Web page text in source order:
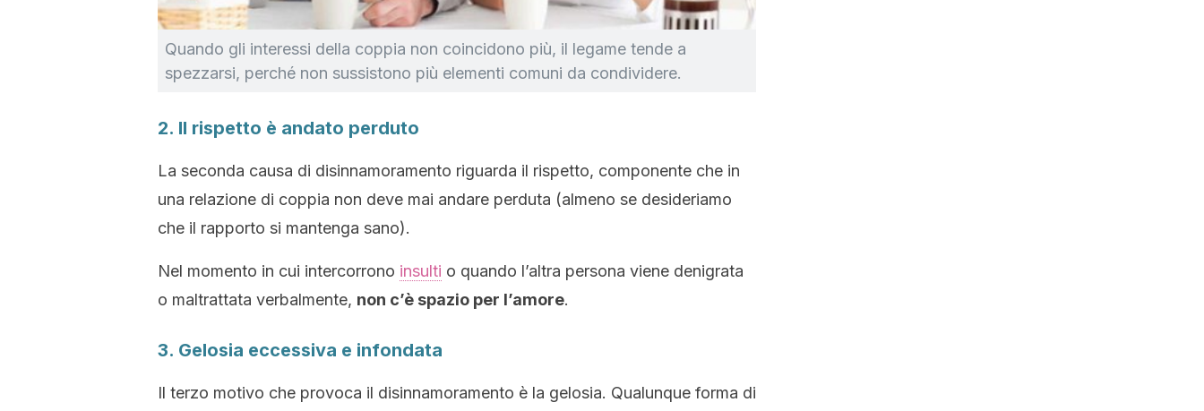
Quando gli interessi della coppia non coincidono più, il legame tende a
spezzarsi, perché non sussistono più elementi comuni da condividere.
2. Il rispetto è andato perduto
La seconda causa di disinnamoramento riguarda il rispetto, componente che in
una relazione di coppia non deve mai andare perduta (almeno se desideriamo
che il rapporto si mantenga sano).
Nel momento in cui intercorrono insulti o quando l’altra persona viene denigrata
o maltrattata verbalmente, non c’è spazio per l’amore.
3. Gelosia eccessiva e infondata
Il terzo motivo che provoca il disinnamoramento è la gelosia. Qualunque forma di